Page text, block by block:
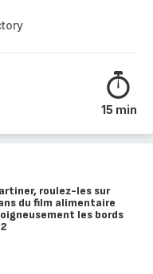
15 min
roulez-les sur
du film alimentaire
les bords